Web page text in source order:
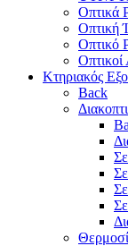
Οπτικά
Οπτική
Οπτικό
Οπτικοί
Κτηριακός
Back